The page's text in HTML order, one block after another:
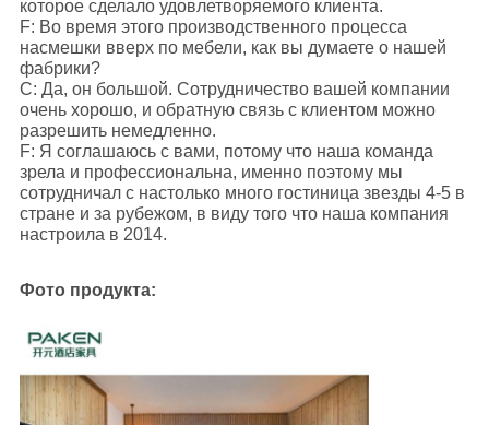
которое сделало удовлетворяемого клиента.
F: Во время этого производственного процесса
насмешки вверх по мебели, как вы думаете о нашей
фабрики?
C: Да, он большой. Сотрудничество вашей компании
очень хорошо, и обратную связь с клиентом можно
разрешить немедленно.
F: Я соглашаюсь с вами, потому что наша команда
зрела и профессиональна, именно поэтому мы
сотрудничал с настолько много гостиница звезды 4-5 в
стране и за рубежом, в виду того что наша компания
настроила в 2014.
Фото продукта: